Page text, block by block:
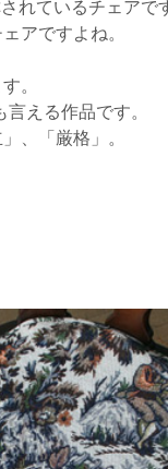
れているチェアで
アですよね。
。
える作品です。
、「厳格」。